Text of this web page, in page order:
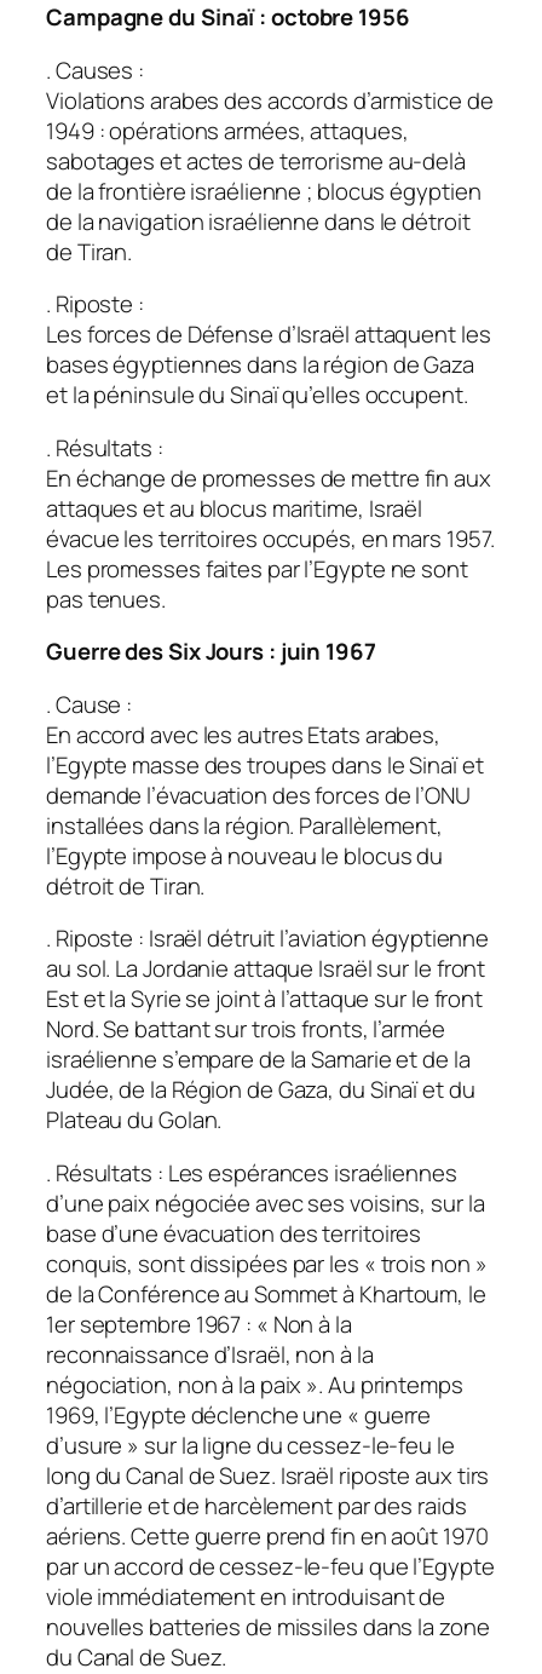
Campagne du Sinaï : octobre 1956
. Causes :
Violations arabes des accords d’armistice de
1949 : opérations armées, attaques,
sabotages et actes de terrorisme au-delà
de la frontière israélienne ; blocus égyptien
de la navigation israélienne dans le détroit
de Tiran.
. Riposte :
Les forces de Défense d’Israël attaquent les
bases égyptiennes dans la région de Gaza
et la péninsule du Sinaï qu’elles occupent.
. Résultats :
En échange de promesses de mettre fin aux
attaques et au blocus maritime, Israël
évacue les territoires occupés, en mars 1957.
Les promesses faites par l’Egypte ne sont
pas tenues.
Guerre des Six Jours : juin 1967
. Cause :
En accord avec les autres Etats arabes,
l’Egypte masse des troupes dans le Sinaï et
demande l’évacuation des forces de l’ONU
installées dans la région. Parallèlement,
l’Egypte impose à nouveau le blocus du
détroit de Tiran.
. Riposte : Israël détruit l’aviation égyptienne
au sol. La Jordanie attaque Israël sur le front
Est et la Syrie se joint à l’attaque sur le front
Nord. Se battant sur trois fronts, l’armée
israélienne s’empare de la Samarie et de la
Judée, de la Région de Gaza, du Sinaï et du
Plateau du Golan.
. Résultats : Les espérances israéliennes
d’une paix négociée avec ses voisins, sur la
base d’une évacuation des territoires
conquis, sont dissipées par les « trois non »
de la Conférence au Sommet à Khartoum, le
1er septembre 1967 : « Non à la
reconnaissance d’Israël, non à la
négociation, non à la paix ». Au printemps
1969, l’Egypte déclenche une « guerre
d’usure » sur la ligne du cessez-le-feu le
long du Canal de Suez. Israël riposte aux tirs
d’artillerie et de harcèlement par des raids
aériens. Cette guerre prend fin en août 1970
par un accord de cessez-le-feu que l’Egypte
viole immédiatement en introduisant de
nouvelles batteries de missiles dans la zone
du Canal de Suez.